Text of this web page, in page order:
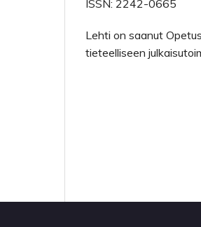
ISSN: 2242-0665
Lehti on saanut
tieteelliseen